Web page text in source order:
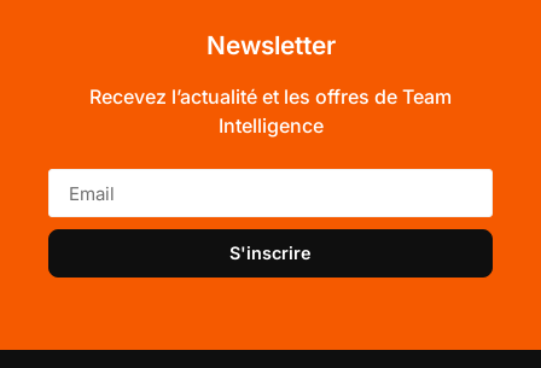
Newsletter
Recevez l’actualité et les offres de Team
Intelligence
S'inscrire